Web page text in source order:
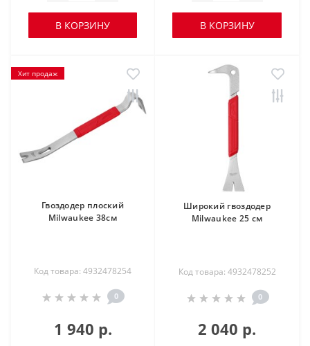
В КОРЗИНУ В КОРЗИНУ
Хит продаж
Гвоздодер плоский
Milwaukee 38см
Код товара: 4932478254
0
1 940 р.
Широкий гвоздодер
Milwaukee 25 см
Код товара: 4932478252
0
2 040 р.